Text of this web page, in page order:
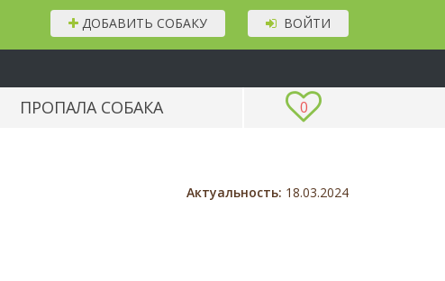
ВОЙТИ
ДОБАВИТЬ СОБАКУ
0
ПРОПАЛА СОБАКА
Актуальность: 18.03.2024